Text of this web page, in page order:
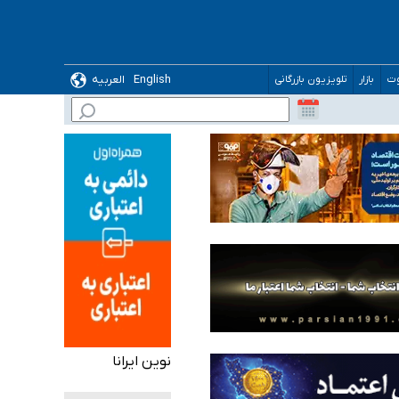
بازار تلویزیون بازرگانی English
العربیه
می‌شود
نوین ایرانا